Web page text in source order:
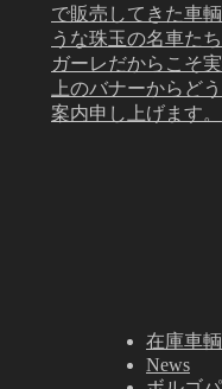
で販売してきた車
うな珠玉の名車た
ガーレだからこそ
上のバナーからど
案内申し上げます。
在庫車
News